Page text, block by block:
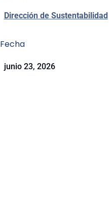
Dirección de Sustentabilidad
Fecha
junio 23, 2026